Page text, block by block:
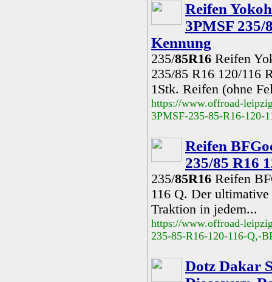
Reifen
3PMSF 235/
Kennung
235/85R16 Reifen
235/85 R16 120/116
1Stk. Reifen (ohne
https://www.offroad-
3PMSF-235-85-R16-120-
Reifen
235/85 R16
235/85R16 Reifen
116 Q. Der
Traktion in jedem...
https://www.offroad-
235-85-R16-120-116-Q,-
Dotz Dakar